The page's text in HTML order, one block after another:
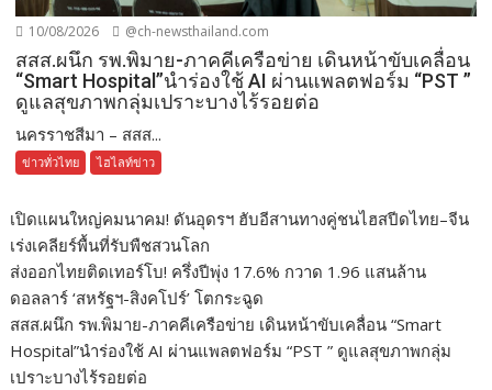
10/08/2026 @ch-newsthailand.com
สสส.ผนึก รพ.พิมาย-ภาคคีเครือข่าย เดินหน้าขับเคลื่อน
“Smart Hospital”นำร่องใช้ AI ผ่านแพลตฟอร์ม “PST ”
ดูแลสุขภาพกลุ่มเปราะบางไร้รอยต่อ
นครราชสีมา – สสส...
ข่าวทั่วไทย ไฮไลท์ข่าว
เปิดแผนใหญ่คมนาคม! ดันอุดรฯ ฮับอีสานทางคู่ชนไฮสปีดไทย–จีน
เร่งเคลียร์พื้นที่รับพืชสวนโลก
ส่งออกไทยติดเทอร์โบ! ครึ่งปีพุ่ง 17.6% กวาด 1.96 แสนล้าน
ดอลลาร์ ‘สหรัฐฯ-สิงคโปร์’ โตกระฉูด
สสส.ผนึก รพ.พิมาย-ภาคคีเครือข่าย เดินหน้าขับเคลื่อน “Smart
Hospital”นำร่องใช้ AI ผ่านแพลตฟอร์ม “PST ” ดูแลสุขภาพกลุ่ม
เปราะบางไร้รอยต่อ